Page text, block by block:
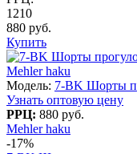
1210
880 руб.
Купить
Mehler haku
Модель: 7-BK Шорты
Узнать оптовую цену
РРЦ: 880 руб.
Mehler haku
-17%